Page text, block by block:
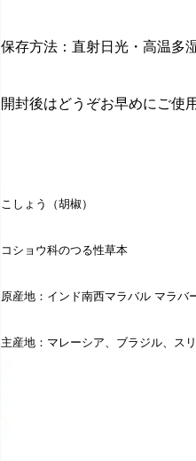
保存方法：直射日光・高温多
開封後はどうぞお早めにご使
こしょう（胡椒）
コショウ科のつる性草本
原産地：インド南西マラバル マラバ
主産地：マレーシア、ブラジル、ス